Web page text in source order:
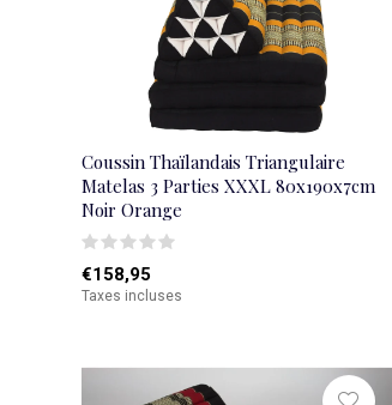
Coussin Thaïlandais Triangulaire
Matelas 3 Parties XXXL 80x190x7cm
Noir Orange
€158,95
Taxes incluses